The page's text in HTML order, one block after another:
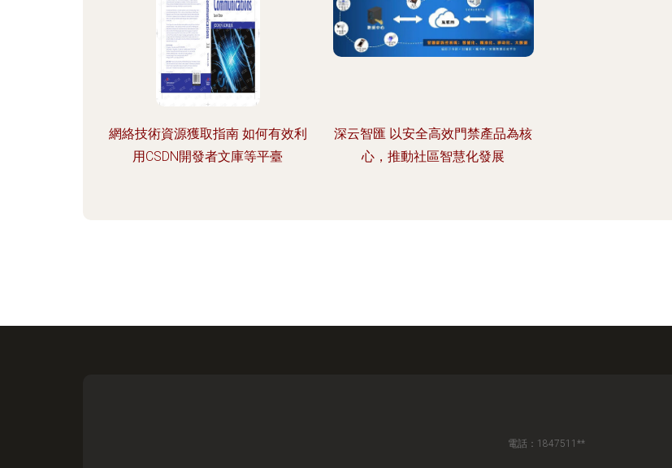
網絡技術資源獲取指南 如何有效利
用CSDN開發者文庫等平臺
深云智匯 以安全高效門禁產品為核
心，推動社區智慧化發展
電話：1847511**